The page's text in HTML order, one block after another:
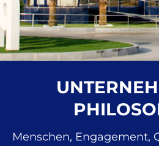
Menschen, Engagement,